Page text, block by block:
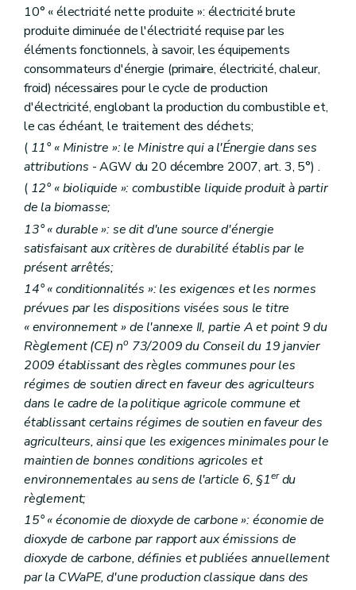
10° « électricité nette produite »: électricité brute
produite diminuée de l'électricité requise par les
éléments fonctionnels, à savoir, les équipements
consommateurs d'énergie (primaire, électricité, chaleur,
froid) nécessaires pour le cycle de production
d'électricité, englobant la production du combustible et,
le cas échéant, le traitement des déchets;
( 11° « Ministre »: le Ministre qui a l'Énergie dans ses
attributions - AGW du 20 décembre 2007, art. 3, 5°) .
( 12° « bioliquide »: combustible liquide produit à partir
de la biomasse;
13° « durable »: se dit d'une source d'énergie
satisfaisant aux critères de durabilité établis par le
présent arrêtés;
14° « conditionnalités »: les exigences et les normes
prévues par les dispositions visées sous le titre
« environnement » de l'annexe II, partie A et point 9 du
Règlement (CE) no 73/2009 du Conseil du 19 janvier
2009 établissant des règles communes pour les
régimes de soutien direct en faveur des agriculteurs
dans le cadre de la politique agricole commune et
établissant certains régimes de soutien en faveur des
agriculteurs, ainsi que les exigences minimales pour le
maintien de bonnes conditions agricoles et
environnementales au sens de l'article 6, §1erdu
règlement;
15° « économie de dioxyde de carbone »: économie de
dioxyde de carbone par rapport aux émissions de
dioxyde de carbone, définies et publiées annuellement
par la CWaPE, d'une production classique dans des